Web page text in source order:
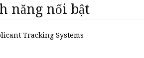
năng nổi bật
Tracking Systems